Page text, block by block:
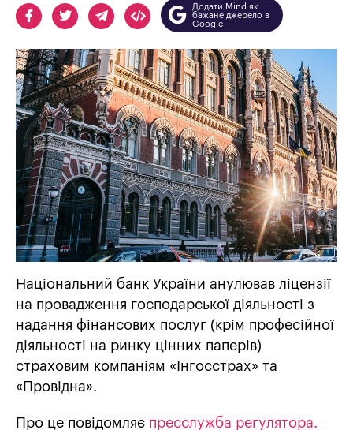
Додати Mind як
бажане джерело в
Google
Національний банк України анулював ліцензії
на провадження господарської діяльності з
надання фінансових послуг (крім професійної
діяльності на ринку цінних паперів)
страховим компаніям «Інгосстрах» та
«Провідна».
Про це повідомляє пресслужба регулятора.